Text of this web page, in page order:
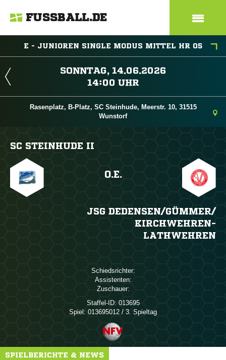
FUSSBALL.DE
E - JUNIOREN SINGLE MODUS MITTEL HR 05
 
 
Rasenplatz, B-Platz, SC Steinhude, Meerstr. 10, 31515
Wunstorf
SC STEINHUDE II
O.E.
JSG DEDENSEN/​GÜMMER/​
KIRCHWEHREN-
LATHWEHREN
Schiedsrichter:
Assistenten:
Zuschauer:
Staffel-ID: 013695
Spiel: 013695012 / 3. Spieltag
SPIELBERICHTE & NEWS